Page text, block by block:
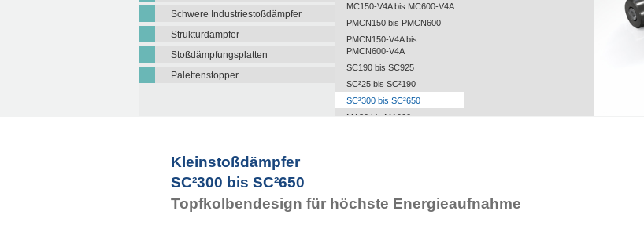
Schwere Industriestoßdämpfer
Strukturdämpfer
Stoßdämpfungsplatten
Palettenstopper
MC150-V4A bis MC600-V4A
PMCN150 bis PMCN600
PMCN150-V4A bis
PMCN600-V4A
SC190 bis SC925
SC²25 bis SC²190
SC²300 bis SC²650
MA30 bis MA900
Kleinstoßdämpfer
SC²300 bis SC²650
Topfkolbendesign für höchste Energieaufnahme